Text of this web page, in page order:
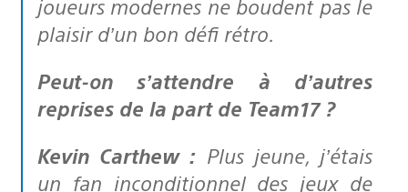
joueurs modernes ne boudent pas le
plaisir d’un bon défi rétro.
Peut-on s’attendre à d’autres
reprises de la part de Team17 ?
Kevin Carthew : Plus jeune, j’étais
un fan inconditionnel des jeux de